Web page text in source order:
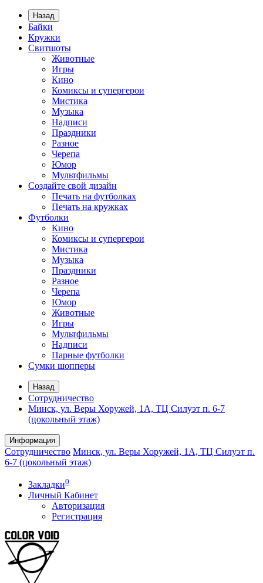
Назад
Байки
Кружки
Свитшоты
Животные
Игры
Кино
Комиксы и супергерои
Мистика
Музыка
Надписи
Праздники
Разное
Черепа
Юмор
Мультфильмы
Создайте свой дизайн
Печать на футболках
Печать на кружках
Футболки
Кино
Комиксы и супергерои
Мистика
Музыка
Праздники
Разное
Черепа
Юмор
Животные
Игры
Мультфильмы
Надписи
Парные футболки
Сумки шопперы
Назад
Сотрудничество
Минск, ул. Веры Хоружей, 1А, ТЦ Силуэт п. 6-7
(цокольный этаж)
Информация
Сотрудничество Минск, ул. Веры Хоружей, 1А, ТЦ Силуэт п.
6-7 (цокольный этаж)
Закладки0
Личный Кабинет
Авторизация
Регистрация